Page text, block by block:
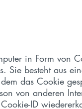
in Form von
Sie besteht aus
das Cookie
von anderen
ID